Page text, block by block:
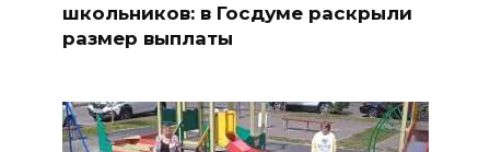
школьников: в Госдуме раскрыли
размер выплаты